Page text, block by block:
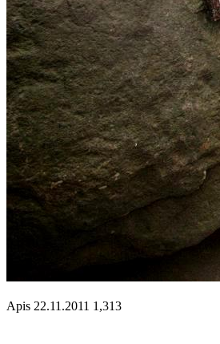
Apis 22.11.2011 1,313